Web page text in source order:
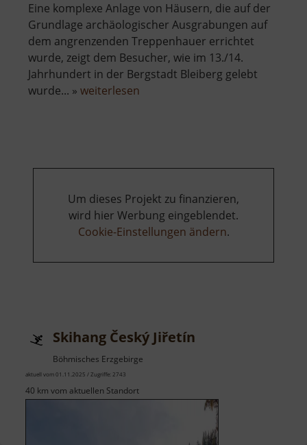
Eine komplexe Anlage von Häusern, die auf der
Grundlage archäologischer Ausgrabungen auf
dem angrenzenden Treppenhauer errichtet
wurde, zeigt dem Besucher, wie im 13./14.
Jahrhundert in der Bergstadt Bleiberg gelebt
wurde... » weiterlesen
Um dieses Projekt zu finanzieren,
wird hier Werbung eingeblendet.
Cookie-Einstellungen ändern.
Skihang Český Jiřetín
Böhmisches Erzgebirge
aktuell vom 01.11.2025 / Zugriffe: 2743
40 km vom aktuellen Standort